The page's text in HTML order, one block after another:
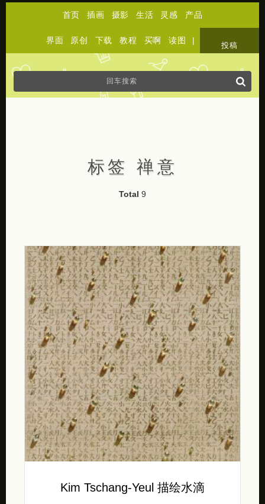
首页 插画 摄影 生活 灵感 产品
界面 原创 下载 教程 买啊 读图 |
投稿
标签 禅意
Total 9
Kim Tschang-Yeul 描绘水滴